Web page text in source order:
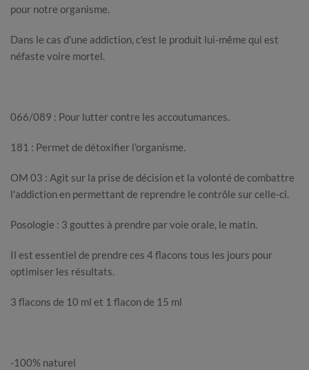
pour notre organisme.
Dans le cas d'une addiction, c'est le produit lui-même qui est
néfaste voire mortel.
066/089 : Pour lutter contre les accoutumances.
181 : Permet de détoxifier l'organisme.
OM 03 : Agit sur la prise de décision et la volonté de combattre
l'addiction en permettant de reprendre le contrôle sur celle-ci.
Posologie : 3 gouttes à prendre par voie orale, le matin.
Il est essentiel de prendre ces 4 flacons tous les jours pour
optimiser les résultats.
3 flacons de 10 ml et 1 flacon de 15 ml
-100% naturel